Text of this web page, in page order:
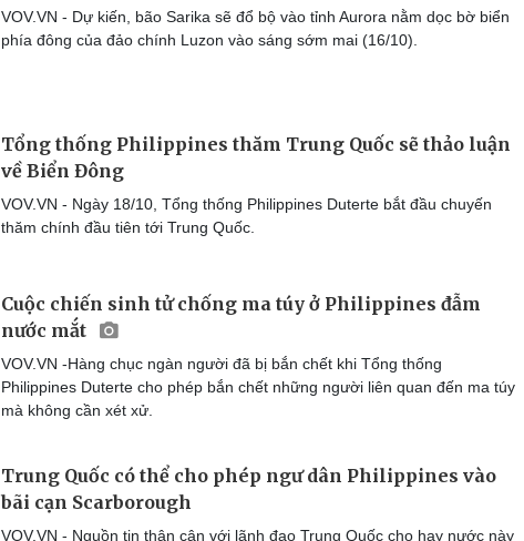
VOV.VN - Dự kiến, bão Sarika sẽ đổ bộ vào tỉnh Aurora nằm dọc bờ biển
phía đông của đảo chính Luzon vào sáng sớm mai (16/10).
Tổng thống Philippines thăm Trung Quốc sẽ thảo luận
về Biển Đông
VOV.VN - Ngày 18/10, Tổng thống Philippines Duterte bắt đầu chuyến
thăm chính đầu tiên tới Trung Quốc.
Cuộc chiến sinh tử chống ma túy ở Philippines đẫm
nước mắt
VOV.VN -Hàng chục ngàn người đã bị bắn chết khi Tổng thống
Philippines Duterte cho phép bắn chết những người liên quan đến ma túy
mà không cần xét xử.
Trung Quốc có thể cho phép ngư dân Philippines vào
bãi cạn Scarborough
VOV.VN - Nguồn tin thân cận với lãnh đạo Trung Quốc cho hay nước này